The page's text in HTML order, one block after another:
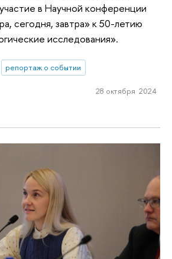
в Научной конференции
сегодня, завтра» к 50-летию
исследования».
репортаж о событии
28 октября 2024